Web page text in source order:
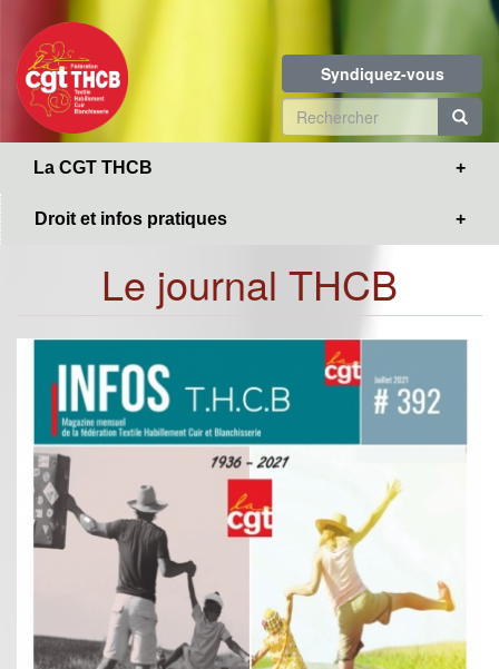
contenu
principal
Syndiquez-vous
Formulaire
de
La CGT THCB
Droit et infos pratiques
Le journal THCB